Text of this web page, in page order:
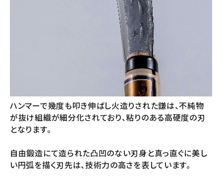
ハンマーで幾度も叩き伸ばし火造りされた鎌は、不純物
が抜け組織が細分化されており、粘りのある高硬度の刃
となります。
自由鍛造にて造られた凸凹のない刃身と真っ直ぐに美し
い円弧を描く刃先は、技術力の高さを表しています。